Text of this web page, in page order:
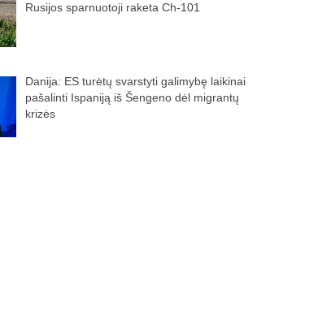
Rusijos sparnuotoji raketa Ch-101
Danija: ES turėtų svarstyti galimybę laikinai
pašalinti Ispaniją iš Šengeno dėl migrantų
krizės